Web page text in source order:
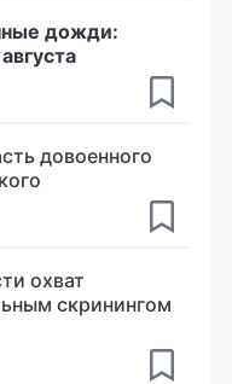
дожди:
довоенного
охват
скринингом